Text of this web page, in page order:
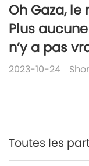
Oh Gaza,
Plus
n’y a pas
2023-10-24
Toutes les